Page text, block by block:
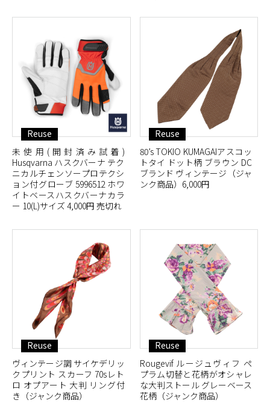
Reuse
未使用(開封済み試着)
Husqvarna ハスクバーナ テク
ニカルチェンソープロテクシ
ョン付グローブ 5996512 ホワ
イトベースハスクバーナカラ
ー 10(L)サイズ 4,000円 売切れ
Reuse
80’s TOKIO KUMAGAIアスコッ
トタイ ドット柄 ブラウン DC
ブランド ヴィンテージ（ジャ
ンク商品）6,000円
Reuse
ヴィンテージ調 サイケデリッ
クプリント スカーフ 70sレト
ロ オプアート 大判 リング付
き（ジャンク商品）
Reuse
Rougevif ルージュヴィフ ペ
プラム切替と花柄がオシャレ
な大判ストール グレーベース
花柄（ジャンク商品）